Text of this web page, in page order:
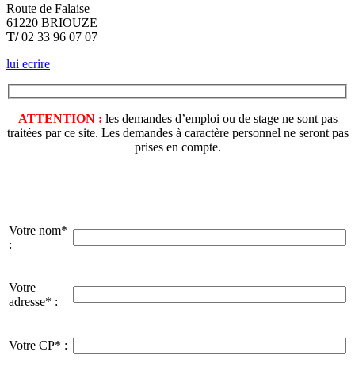
Route de Falaise
61220 BRIOUZE
T/02 33 96 07 07
lui ecrire
ATTENTION : les demandes d’emploi ou de stage ne sont pas
traitées par ce site. Les demandes à caractère personnel ne seront pas
prises en compte.
Votre nom*
:
Votre
adresse* :
Votre CP* :